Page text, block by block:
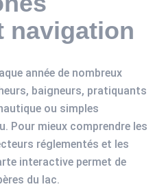
navigation
année de nombreux
baigneurs, pratiquants
ou simples
Pour mieux comprendre les
réglementés et les
interactive permet de
du lac.